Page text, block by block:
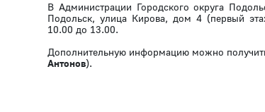
В Администрации Городского округа
Подольск, улица Кирова, дом 4 (первый
10.00 до 13.00.
Дополнительную информацию можно
Антонов).